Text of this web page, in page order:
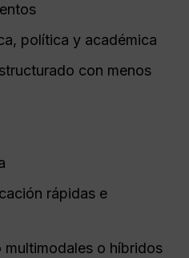
política y académica
con menos
rápidas e
multimodales o híbridos